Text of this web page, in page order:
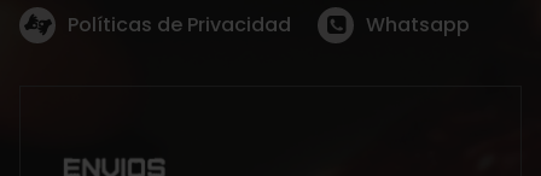
Políticas de Privacidad Whatsapp